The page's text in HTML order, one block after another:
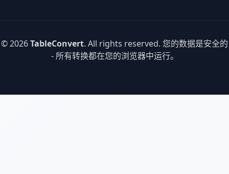
© 2026TableConvert. All rights reserved. 您的数据是安全的
- 所有转换都在您的浏览器中运行。